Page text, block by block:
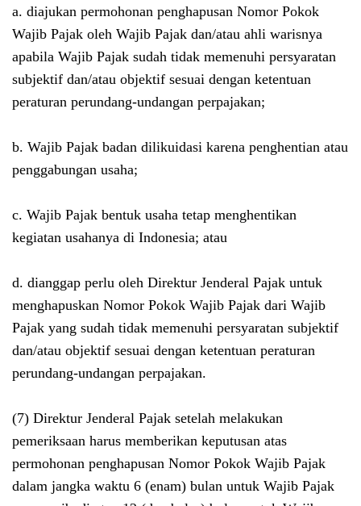
a. diajukan permohonan penghapusan Nomor Pokok
Wajib Pajak oleh Wajib Pajak dan/atau ahli warisnya
apabila Wajib Pajak sudah tidak memenuhi persyaratan
subjektif dan/atau objektif sesuai dengan ketentuan
peraturan perundang-undangan perpajakan;
b. Wajib Pajak badan dilikuidasi karena penghentian atau
penggabungan usaha;
c. Wajib Pajak bentuk usaha tetap menghentikan
kegiatan usahanya di Indonesia; atau
d. dianggap perlu oleh Direktur Jenderal Pajak untuk
menghapuskan Nomor Pokok Wajib Pajak dari Wajib
Pajak yang sudah tidak memenuhi persyaratan subjektif
dan/atau objektif sesuai dengan ketentuan peraturan
perundang-undangan perpajakan.
(7) Direktur Jenderal Pajak setelah melakukan
pemeriksaan harus memberikan keputusan atas
permohonan penghapusan Nomor Pokok Wajib Pajak
dalam jangka waktu 6 (enam) bulan untuk Wajib Pajak